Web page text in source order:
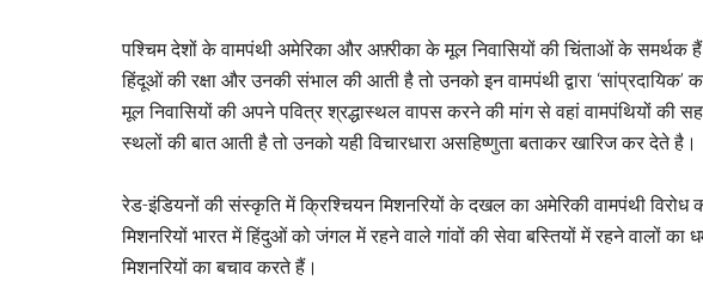
पश्चिम देशों के वामपंथी अमेरिका और अफ़्रीका के मूल निवासियों की चिंताओं के
हिंदूओं की रक्षा और उनकी संभाल की आती है तो उनको इन वामपंथी द्वारा
मूल निवासियों की अपने पवित्र श्रद्धास्थल वापस करने की मांग से वहां वामपंथियों की
स्थलों की बात आती है तो उनको यही विचारधारा असहिष्णुता बताकर खारिज कर देते है।
रेड-इंडियनों की संस्कृति में क्रिश्चियन मिशनरियों के दखल का अमेरिकी वामपंथी
मिशनरियों भारत में हिंदुओं को जंगल में रहने वाले गांवों की सेवा बस्तियों में रहने वालों का
मिशनरियों का बचाव करते हैं।